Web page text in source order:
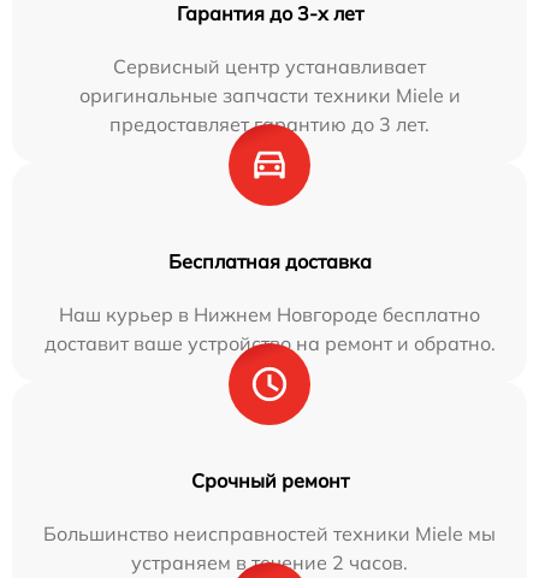
Гарантия до 3-х лет
Сервисный центр устанавливает
оригинальные запчасти техники Miele и
предоставляет гарантию до 3 лет.
Бесплатная доставка
Наш курьер в Нижнем Новгороде бесплатно
доставит ваше устройство на ремонт и обратно.
Срочный ремонт
Большинство неисправностей техники Miele мы
устраняем в течение 2 часов.